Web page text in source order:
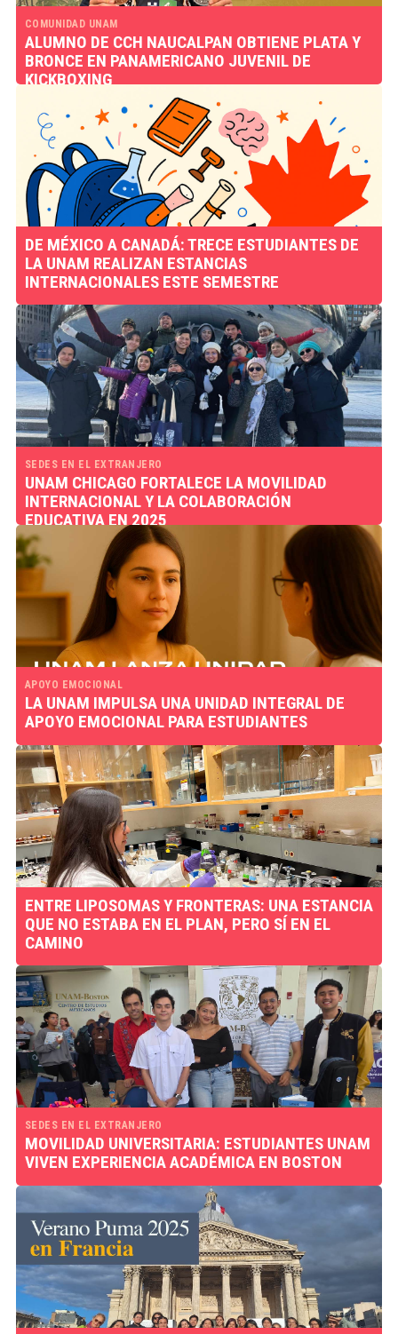
COMUNIDAD UNAM
ALUMNO DE CCH NAUCALPAN OBTIENE PLATA Y
BRONCE EN PANAMERICANO JUVENIL DE
KICKBOXING
DE MÉXICO A CANADÁ: TRECE ESTUDIANTES DE
LA UNAM REALIZAN ESTANCIAS
INTERNACIONALES ESTE SEMESTRE
SEDES EN EL EXTRANJERO
UNAM CHICAGO FORTALECE LA MOVILIDAD
INTERNACIONAL Y LA COLABORACIÓN
EDUCATIVA EN 2025
APOYO EMOCIONAL
LA UNAM IMPULSA UNA UNIDAD INTEGRAL DE
APOYO EMOCIONAL PARA ESTUDIANTES
ENTRE LIPOSOMAS Y FRONTERAS: UNA ESTANCIA
QUE NO ESTABA EN EL PLAN, PERO SÍ EN EL
CAMINO
SEDES EN EL EXTRANJERO
MOVILIDAD UNIVERSITARIA: ESTUDIANTES UNAM
VIVEN EXPERIENCIA ACADÉMICA EN BOSTON